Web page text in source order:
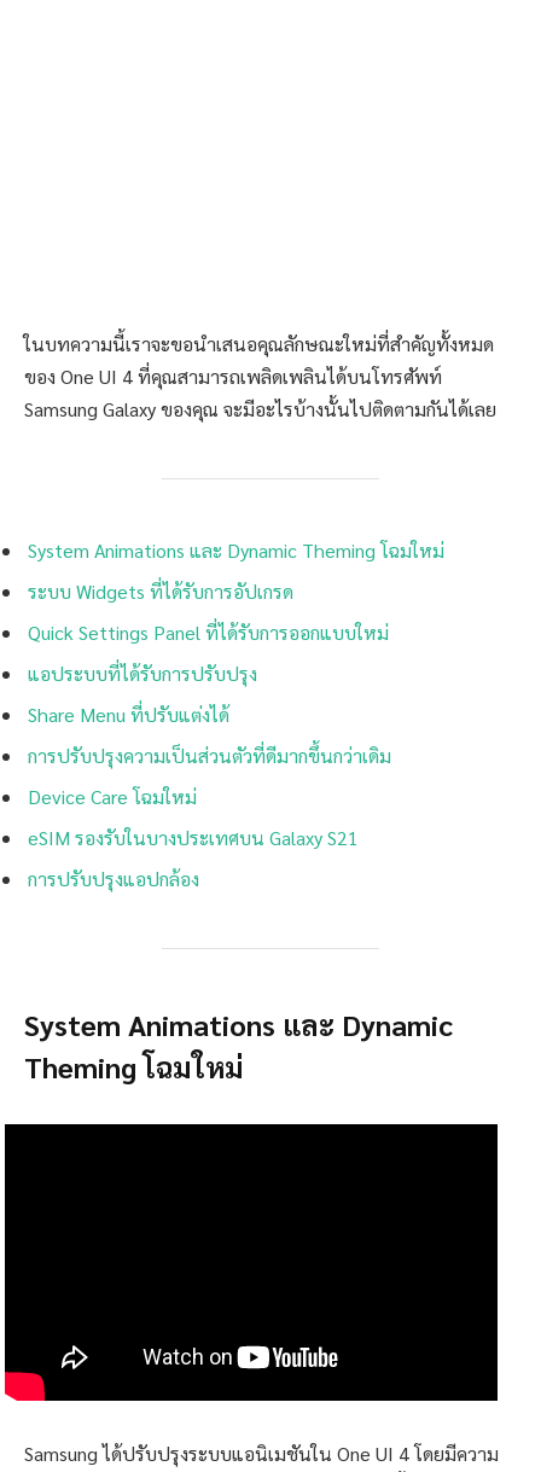
ในบทความนี้เราจะขอนำเสนอคุณลักษณะใหม่ที่สำคัญทั้งหมด
ของ One UI 4 ที่คุณสามารถเพลิดเพลินได้บนโทรศัพท์
Samsung Galaxy ของคุณ จะมีอะไรบ้างนั้นไปติดตามกันได้เลย
System Animations และ Dynamic Theming โฉมใหม่
ระบบ Widgets ที่ได้รับการอัปเกรด
Quick Settings Panel ที่ได้รับการออกแบบใหม่
แอประบบที่ได้รับการปรับปรุง
Share Menu ที่ปรับแต่งได้
การปรับปรุงความเป็นส่วนตัวที่ดีมากขึ้นกว่าเดิม
Device Care โฉมใหม่
eSIM รองรับในบางประเทศบน Galaxy S21
การปรับปรุงแอปกล้อง
System Animations และ Dynamic
Theming โฉมใหม่
Samsung ได้ปรับปรุงระบบแอนิเมชันใน One UI 4 โดยมีความ